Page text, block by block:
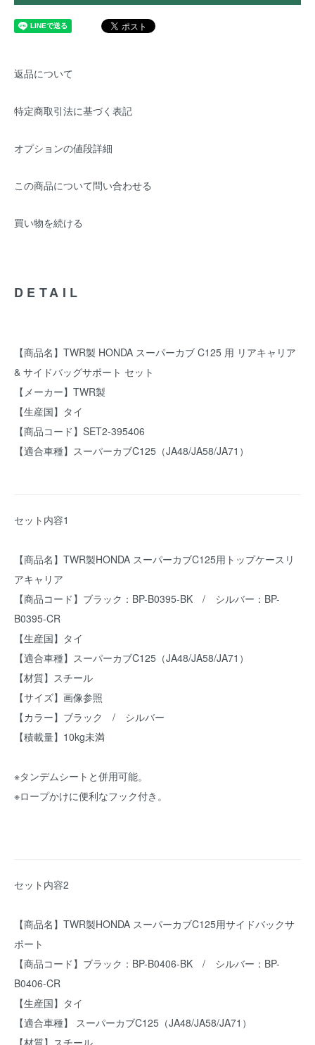
返品について
特定商取引法に基づく表記
オプションの値段詳細
この商品について問い合わせる
買い物を続ける
DETAIL
【商品名】TWR製 HONDA スーパーカブ C125 用 リアキャリア
& サイドバッグサポート セット
【メーカー】TWR製
【生産国】タイ
【商品コード】SET2-395406
【適合車種】スーパーカブC125（JA48/JA58/JA71）
セット内容1
【商品名】TWR製HONDA スーパーカブC125用トップケースリ
アキャリア
【商品コード】ブラック：BP-B0395-BK / シルバー：BP-
B0395-CR
【生産国】タイ
【適合車種】スーパーカブC125（JA48/JA58/JA71）
【材質】スチール
【サイズ】画像参照
【カラー】ブラック / シルバー
【積載量】10kg未満
※タンデムシートと併用可能。
※ロープかけに便利なフック付き。
セット内容2
【商品名】TWR製HONDA スーパーカブC125用サイドバックサ
ポート
【商品コード】ブラック：BP-B0406-BK / シルバー：BP-
B0406-CR
【生産国】タイ
【適合車種】 スーパーカブC125（JA48/JA58/JA71）
【材質】スチール